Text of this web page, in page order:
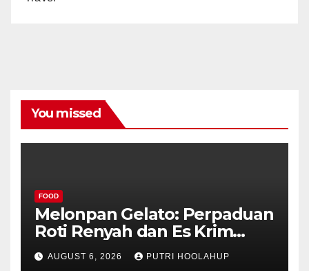
You missed
FOOD
Melonpan Gelato: Perpaduan
Roti Renyah dan Es Krim
Lembut yang Menggoda
AUGUST 6, 2026 PUTRI HOOLAHUP